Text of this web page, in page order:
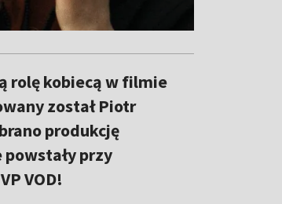
rolę kobiecą w filmie
został Piotr
produkcję
przy
VOD!